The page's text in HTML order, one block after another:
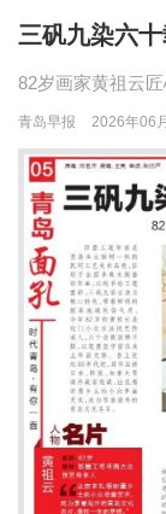
三矾九染六
82岁画家黄祖云
青岛早报 2026年06